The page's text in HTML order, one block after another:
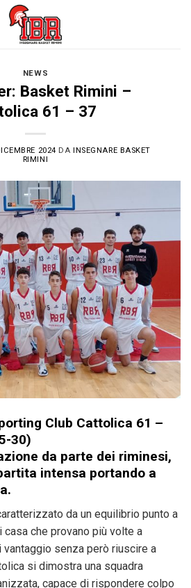
NEWS
Basket Rimini –
61 – 37
2024 DAINSEGNARE BASKET
RIMINI
Club Cattolica 61 –
30)
da parte dei riminesi,
intensa portando a
da un equilibrio punto a
che provano più volte a
vantaggio senza però riuscire a
si dimostra una squadra
capace di rispondere colpo